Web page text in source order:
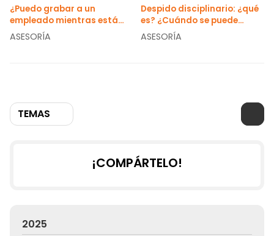
TEMAS
¿Puedo grabar a un
empleado mientras está
trabajando?
ASESORÍA
Despido disciplinario: ¿qué
es? ¿Cuándo se puede
aplicar?
ASESORÍA
¡COMPÁRTELO!
2025